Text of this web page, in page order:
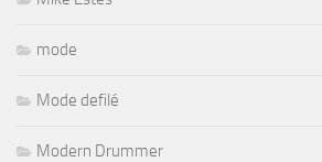
mode
Mode defilé
Modern Drummer